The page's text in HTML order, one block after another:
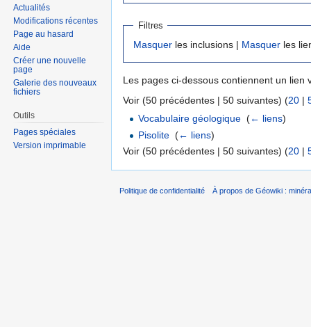
Filtres
Masquer les inclusions | Masquer les
Les pages ci-dessous contiennent un lien
Voir (50 précédentes | 50 suivantes) (20 |
Vocabulaire géologique ‎(← liens)
Pisolite ‎(← liens)
Voir (50 précédentes | 50 suivantes) (20 |
Actualités
Modifications récentes
Page au hasard
Aide
Créer une nouvelle
page
Galerie des nouveaux
fichiers
Outils
Pages spéciales
Version imprimable
Politique de confidentialité À propos de Géowiki :